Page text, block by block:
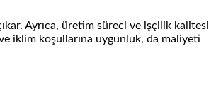
Ayrıca, üretim süreci ve işçilik kalitesi
iklim koşullarına uygunluk, da maliyeti